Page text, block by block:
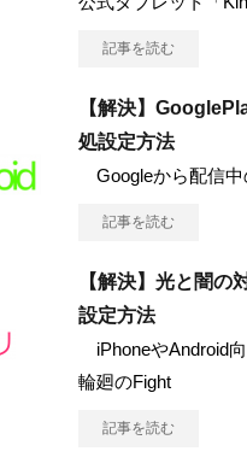
記事を読む
【解決】
処設定方法
Googleから配信中
記事を読む
【解決】光と闇の
設定方法
iPhoneやAndroid
輪廻のFight
記事を読む